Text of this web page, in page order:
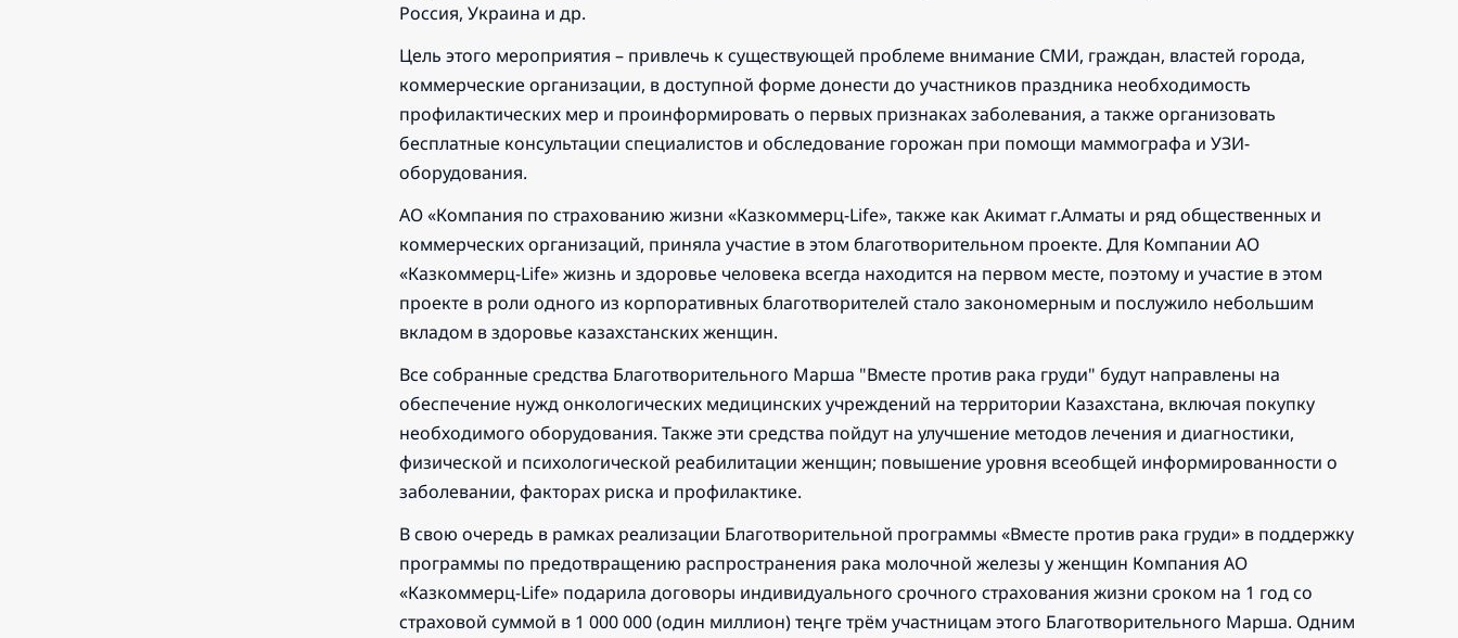
Россия, Украина и др.
Цель этого мероприятия – привлечь к существующей проблеме внимание СМИ, граждан, властей города,
коммерческие организации, в доступной форме донести до участников праздника необходимость
профилактических мер и проинформировать о первых признаках заболевания, а также организовать
бесплатные консультации специалистов и обследование горожан при помощи маммографа и УЗИ-
оборудования.
АО «Компания по страхованию жизни «Казкоммерц-Life», также как Акимат г.Алматы и ряд общественных и
коммерческих организаций, приняла участие в этом благотворительном проекте. Для Компании АО
«Казкоммерц-Life» жизнь и здоровье человека всегда находится на первом месте, поэтому и участие в этом
проекте в роли одного из корпоративных благотворителей стало закономерным и послужило небольшим
вкладом в здоровье казахстанских женщин.
Все собранные средства Благотворительного Марша "Вместе против рака груди" будут направлены на
обеспечение нужд онкологических медицинских учреждений на территории Казахстана, включая покупку
необходимого оборудования. Также эти средства пойдут на улучшение методов лечения и диагностики,
физической и психологической реабилитации женщин; повышение уровня всеобщей информированности о
заболевании, факторах риска и профилактике.
В свою очередь в рамках реализации Благотворительной программы «Вместе против рака груди» в поддержку
программы по предотвращению распространения рака молочной железы у женщин Компания АО
«Казкоммерц-Life» подарила договоры индивидуального срочного страхования жизни сроком на 1 год со
страховой суммой в 1 000 000 (один миллион) теңге трём участницам этого Благотворительного Марша. Одним